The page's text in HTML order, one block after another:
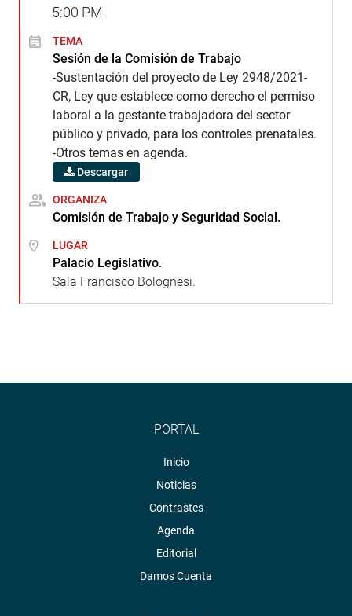
5:00 PM
TEMA
Sesión de la Comisión de Trabajo
-Sustentación del proyecto de Ley 2948/2021-
CR, Ley que establece como derecho el permiso
laboral a la gestante trabajadora del sector
público y privado, para los controles prenatales.
-Otros temas en agenda.
Descargar
ORGANIZA
Comisión de Trabajo y Seguridad Social.
LUGAR
Palacio Legislativo.
Sala Francisco Bolognesi.
PORTAL
Inicio
Noticias
Contrastes
Agenda
Editorial
Damos Cuenta